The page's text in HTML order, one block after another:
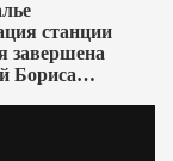
станции
завершена
Бориса